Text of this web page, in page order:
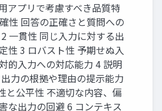
アプリで考慮すべき品質特
性 回答の正確さと質問への
一貫性 同じ入力に対する出
性 3 ロバスト性 予期せぬ入
的入力への対応能力 4 説明
力の根拠や理由の提示能力
と公平性 不適切な内容、偏
な出力の回避 6 コンテキス